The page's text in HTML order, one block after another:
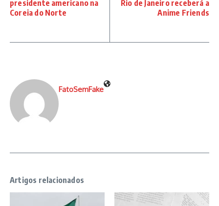
presidente americano na
Coreia do Norte
Rio de Janeiro receberá a
Anime Friends
FatoSemFake
Artigos relacionados